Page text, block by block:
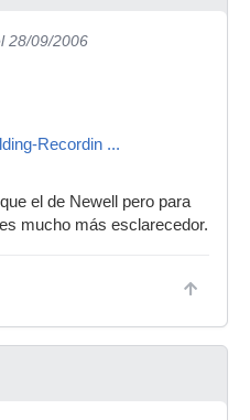
28/09/2006
Recordin ...
el de Newell pero para
mucho más esclarecedor.